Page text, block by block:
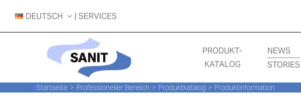
Inhalt
springen
DEUTSCH | SERVICES
PRODUKT-
KATALOG
NEWS
STORIES
Startseite Professioneller Bereich Produktkatalog Produktinformation